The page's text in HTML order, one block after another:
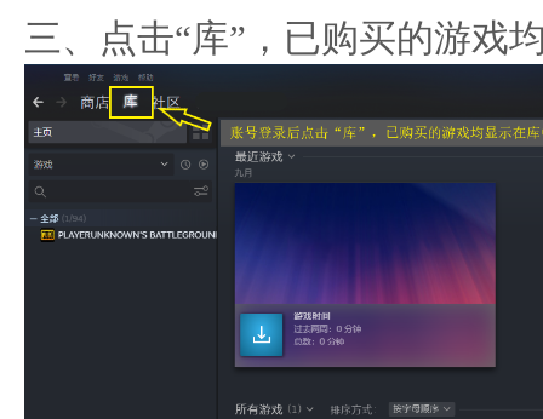
三、点击“库”，已购买的游戏